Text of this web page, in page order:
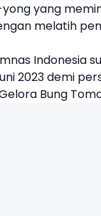
yang
melatih
Indonesia
2023 demi
Bung